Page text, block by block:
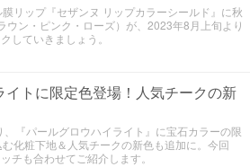
リップ『セザンヌ リップカラーシールド』に秋
ン・ピンク・ローズ）が、2023年8月上旬より
していきましょう。
トに限定色登場！人気チークの新
『パールグロウハイライト』に宝石カラーの限
化粧下地＆人気チークの新色も追加に。今回
チも合わせてご紹介します。